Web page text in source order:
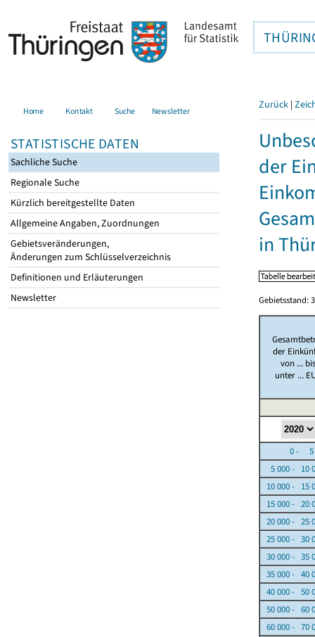
Home Kontakt Suche Newsletter
STATISTISCHE DATEN
Sachliche Suche
Regionale Suche
Kürzlich bereitgestellte Daten
Allgemeine Angaben, Zuordnungen
Gebietsveränderungen,
Änderungen zum Schlüsselverzeichnis
Definitionen und Erläuterungen
Newsletter
Zurück |
der
in
Gebietsstand:
der
von ...
unter ...
0 - 5
5 000 - 10
10 000 - 15
15 000 - 20
20 000 - 25
25 000 - 30
30 000 - 35
35 000 - 40
40 000 - 50
50 000 - 60
60 000 - 70